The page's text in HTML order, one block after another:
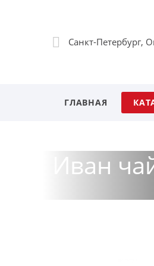
Санкт-Петербург,
ГЛАВНАЯ
Иван